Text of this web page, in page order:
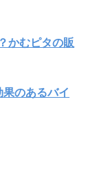
かむピタの販
のあるバイ